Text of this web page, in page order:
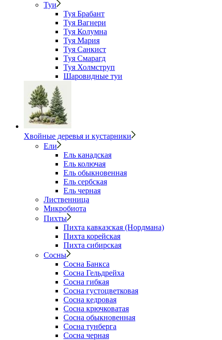
Туи
Туя Брабант
Туя Вагнери
Туя Колумна
Туя Мария
Туя Санкист
Туя Смарагд
Туя Холмструп
Шаровидные туи
Хвойные деревья и кустарники
Ели
Ель канадская
Ель колючая
Ель обыкновенная
Ель сербская
Ель черная
Лиственница
Микробиота
Пихты
Пихта кавказская (Нордмана)
Пихта корейская
Пихта сибирская
Сосны
Сосна Банкса
Сосна Гельдрейха
Сосна гибкая
Сосна густоцветковая
Сосна кедровая
Сосна крючковатая
Сосна обыкновенная
Сосна тунберга
Сосна черная